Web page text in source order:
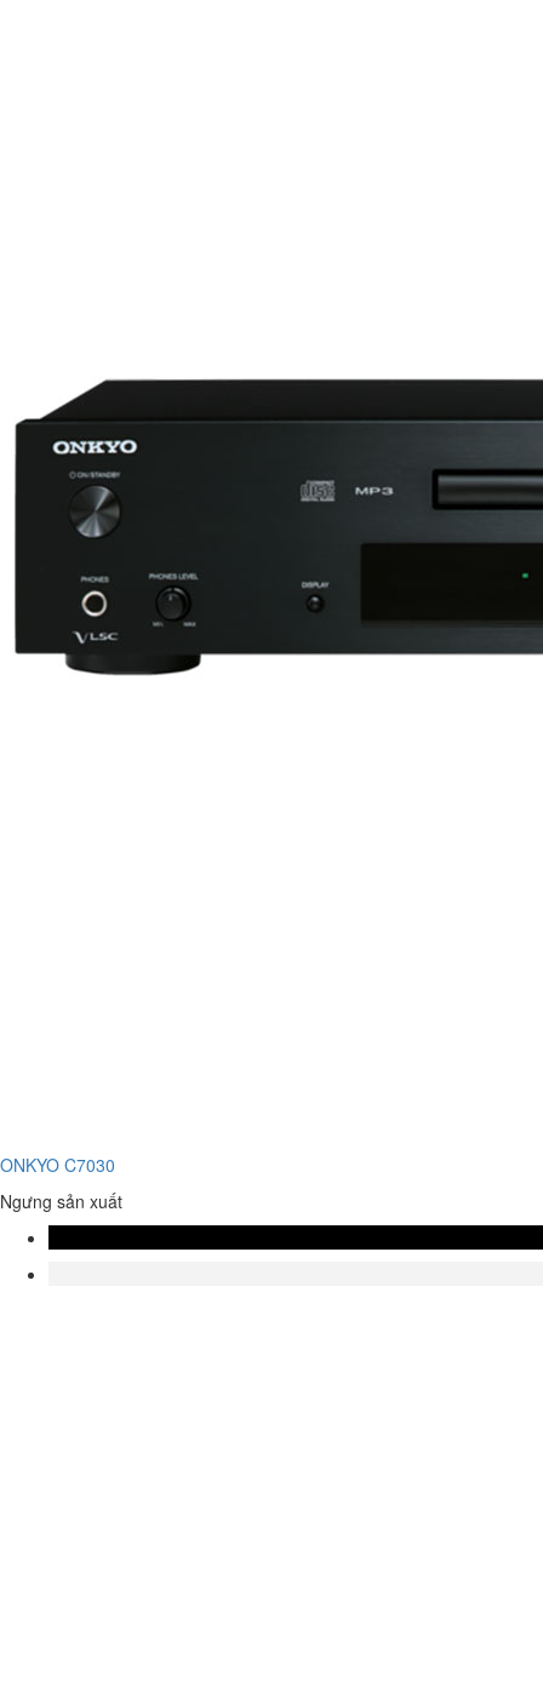
ONKYO C7030
Ngưng sản xuất